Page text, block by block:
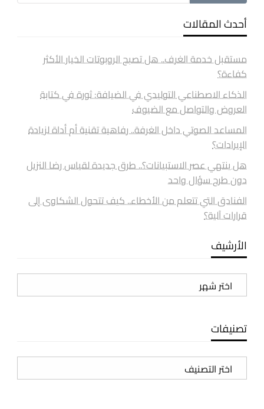
أحدث المقالات
مستقبل خدمة الغرف.. هل تصبح الروبوتات الخيار الأكثر
كفاءة؟
الذكاء الاصطناعي التوليدي في الضيافة: ثورة في كتابة
العروض والتواصل مع الضيوف
المساعد الصوتي داخل الغرفة.. رفاهية تقنية أم أداة لزيادة
الإيرادات؟
هل ينتهي عصر الاستبيانات؟.. طرق جديدة لقياس رضا النزيل
دون طرح سؤال واحد
الفنادق التي تتعلم من الأخطاء.. كيف تتحول الشكاوى إلى
قرارات آلية؟
الأرشيف
الأرشيف
تصنيفات
تصنيفات